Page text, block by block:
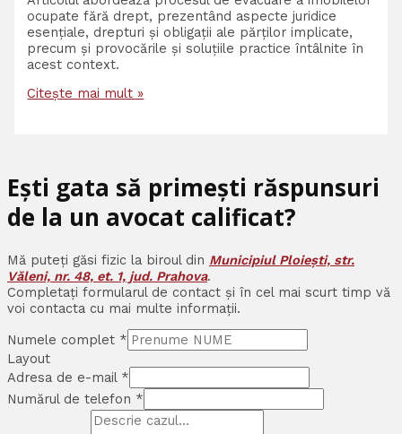
ocupate fără drept, prezentând aspecte juridice
esențiale, drepturi și obligații ale părților implicate,
precum și provocările și soluțiile practice întâlnite în
acest context.
Citește mai mult »
Ești gata să primești răspunsuri
de la un avocat calificat?
Mă puteți găsi fizic la biroul din Municipiul Ploiești, str.
Văleni, nr. 48, et. 1, jud. Prahova.
Completați formularul de contact și în cel mai scurt timp vă
voi contacta cu mai multe informații.
Numele complet *
Layout
Adresa de e-mail *
Numărul de telefon *